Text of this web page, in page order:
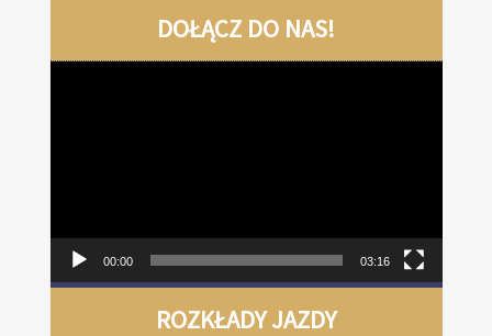
DOŁĄCZ DO NAS!
00:00 03:16
ROZKŁADY JAZDY